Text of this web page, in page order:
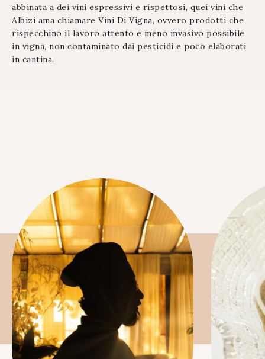
abbinata a dei vini espressivi e rispettosi, quei vini che
Albizi ama chiamare Vini Di Vigna, ovvero prodotti che
rispecchino il lavoro attento e meno invasivo possibile
in vigna, non contaminato dai pesticidi e poco elaborati
in cantina.